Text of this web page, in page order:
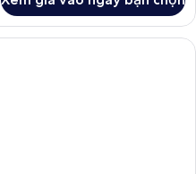
Bộ đồ giường kháng dị ứng,